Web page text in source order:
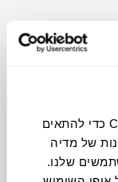
אנחנו משתמשים בקובצי Cookie כדי להתאים
של מדיה
שלנו.